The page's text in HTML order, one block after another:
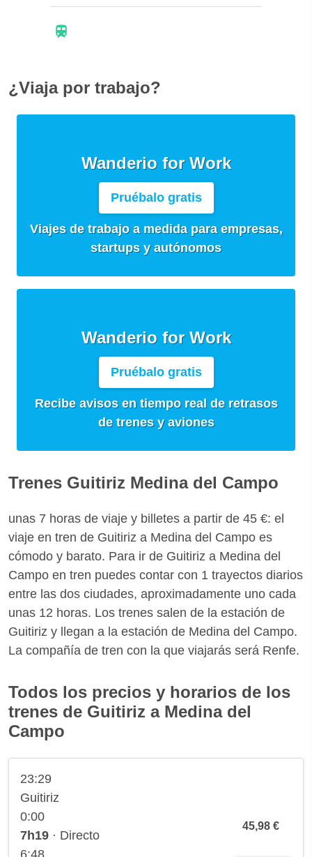
¿Viaja por trabajo?
Wanderio for Work
Pruébalo gratis
Viajes de trabajo a medida para empresas,
startups y autónomos
Wanderio for Work
Pruébalo gratis
Recibe avisos en tiempo real de retrasos
de trenes y aviones
Trenes Guitiriz Medina del Campo
unas 7 horas de viaje y billetes a partir de 45 €: el
viaje en tren de Guitiriz a Medina del Campo es
cómodo y barato. Para ir de Guitiriz a Medina del
Campo en tren puedes contar con 1 trayectos diarios
entre las dos ciudades, aproximadamente uno cada
unas 12 horas. Los trenes salen de la estación de
Guitiriz y llegan a la estación de Medina del Campo.
La compañía de tren con la que viajarás será Renfe.
Todos los precios y horarios de los
trenes de Guitiriz a Medina del
Campo
23:29
Guitiriz
0:00
7h19 · Directo
6:48
45,98 €